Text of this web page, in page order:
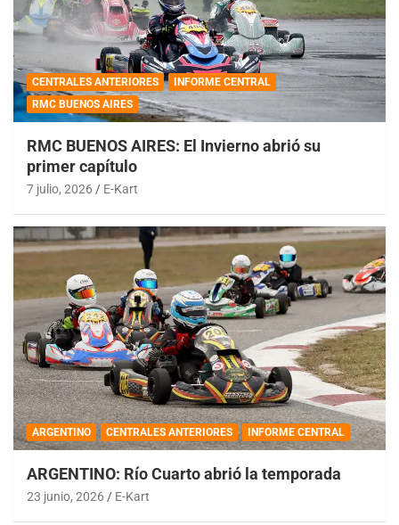
CENTRALES ANTERIORES
INFORME CENTRAL
RMC BUENOS AIRES
RMC BUENOS AIRES: El Invierno abrió su
primer capítulo
7 julio, 2026 E-Kart
ARGENTINO CENTRALES ANTERIORES INFORME CENTRAL
ARGENTINO: Río Cuarto abrió la temporada
23 junio, 2026 E-Kart